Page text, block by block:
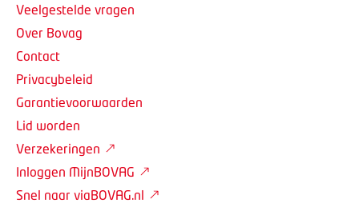
Veelgestelde vragen
Over Bovag
Contact
Privacybeleid
Garantievoorwaarden
Lid worden
Verzekeringen
Inloggen MijnBOVAG
Snel naar viaBOVAG.nl